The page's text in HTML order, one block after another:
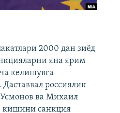
2000 дан зиёд
яна ярим
келишувга
россиялик
ва Михаил
кишини санкция